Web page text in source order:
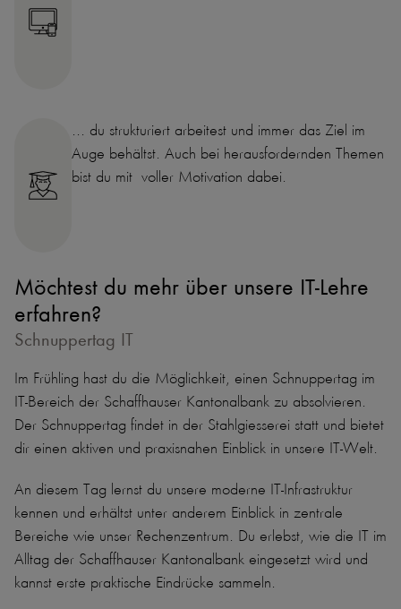
... du strukturiert arbeitest und immer das Ziel im
Auge behältst. Auch bei herausfordernden Themen
bist du mit voller Motivation dabei.
Möchtest du mehr über unsere IT-Lehre
erfahren?
Schnuppertag IT
Im Frühling hast du die Möglichkeit, einen Schnuppertag im
IT-Bereich der Schaffhauser Kantonalbank zu absolvieren.
Der Schnuppertag findet in der Stahlgiesserei statt und bietet
dir einen aktiven und praxisnahen Einblick in unsere IT-Welt.
An diesem Tag lernst du unsere moderne IT-Infrastruktur
kennen und erhältst unter anderem Einblick in zentrale
Bereiche wie unser Rechenzentrum. Du erlebst, wie die IT im
Alltag der Schaffhauser Kantonalbank eingesetzt wird und
kannst erste praktische Eindrücke sammeln.